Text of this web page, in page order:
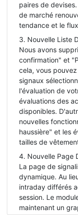
paires de
de marché
tendance et le
3. Nouvelle Liste
Nous avons
confirmation" et
cela, vous
signaux
l'évaluation de
évaluations des
disponibles.
nouvelles
haussière" et les
tailles de
4. Nouvelle Page
La page de
dynamique. Au
intraday différés
session. Le
maintenant un